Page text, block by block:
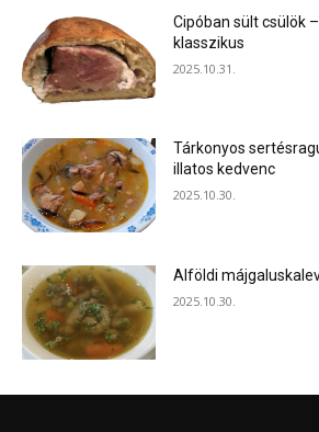
Cipóban sült csülök
klasszikus
2025.10.31.
Tárkonyos
illatos kedvenc
2025.10.30.
Alföldi
2025.10.30.